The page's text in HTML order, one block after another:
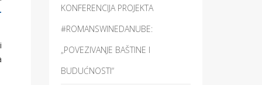
KONFERENCIJA PROJEKTA
#ROMANSWINEDANUBE:
„POVEZIVANJE BAŠTINE I
BUDUĆNOSTI“